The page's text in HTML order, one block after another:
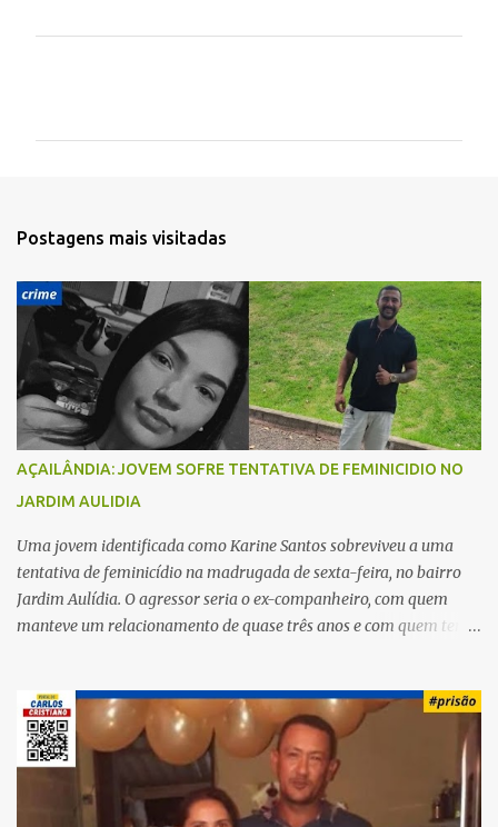
r
Postagens mais visitadas
AÇAILÂNDIA: JOVEM SOFRE TENTATIVA DE FEMINICIDIO NO
JARDIM AULIDIA
Uma jovem identificada como Karine Santos sobreviveu a uma
tentativa de feminicídio na madrugada de sexta-feira, no bairro
Jardim Aulídia. O agressor seria o ex-companheiro, com quem
manteve um relacionamento de quase três anos e com quem tem
ela deixou claro que não queria. Naquela noite, a vítima recebeu o
convite de um amigo para ir a uma festa. Ao chegar ao local,
percebeu que o ex também estava presente, mas permaneceu
tranquila durante todo o evento. O ataque aconteceu quando
Karine retornava para casa, por volta das 5h40 da manhã.